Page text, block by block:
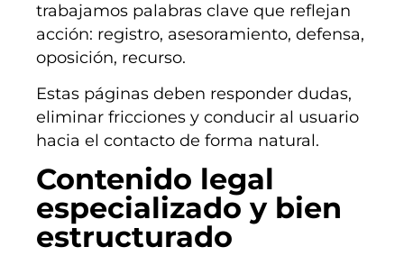
trabajamos palabras clave que reflejan
acción: registro, asesoramiento, defensa,
oposición, recurso.
Estas páginas deben responder dudas,
eliminar fricciones y conducir al usuario
hacia el contacto de forma natural.
Contenido legal
especializado y bien
estructurado